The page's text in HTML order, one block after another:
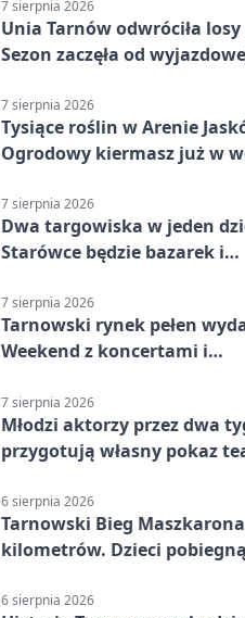
7 sierpnia 2026
Unia Tarnów odwróciła losy
Sezon zaczęła od
7 sierpnia 2026
Tysiące roślin w Arenie
Ogrodowy kiermasz już w
7 sierpnia 2026
Dwa targowiska w jeden
Starówce będzie bazarek i
7 sierpnia 2026
Tarnowski rynek pełen
Weekend z koncertami i
7 sierpnia 2026
Młodzi aktorzy przez dwa
przygotują własny pokaz
6 sierpnia 2026
Tarnowski Bieg
kilometrów. Dzieci pobiegną
6 sierpnia 2026